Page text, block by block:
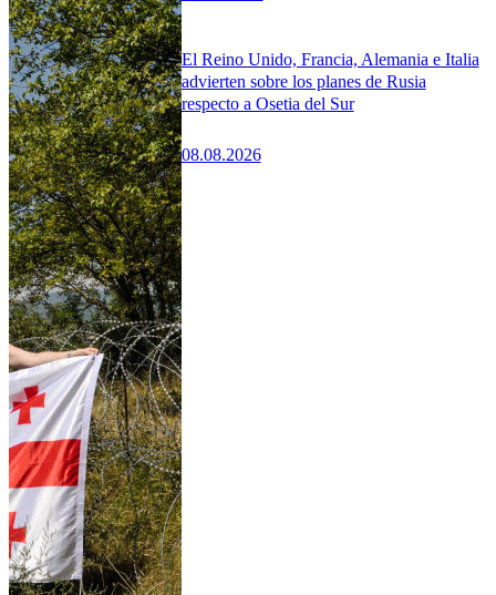
El Reino Unido, Francia, Alemania e Italia
advierten sobre los planes de Rusia
respecto a Osetia del Sur
08.08.2026